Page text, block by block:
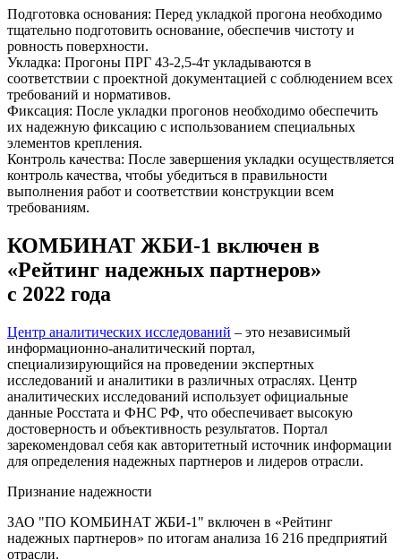
Подготовка основания: Перед укладкой прогона необходимо
тщательно подготовить основание, обеспечив чистоту и
ровность поверхности.
Укладка: Прогоны ПРГ 43-2,5-4т укладываются в
соответствии с проектной документацией с соблюдением всех
требований и нормативов.
Фиксация: После укладки прогонов необходимо обеспечить
их надежную фиксацию с использованием специальных
элементов крепления.
Контроль качества: После завершения укладки осуществляется
контроль качества, чтобы убедиться в правильности
выполнения работ и соответствии конструкции всем
требованиям.
КОМБИНАТ ЖБИ-1 включен в
«Рейтинг надежных партнеров»
с 2022 года
Центр аналитических исследований – это независимый
информационно-аналитический портал,
специализирующийся на проведении экспертных
исследований и аналитики в различных отраслях. Центр
аналитических исследований использует официальные
данные Росстата и ФНС РФ, что обеспечивает высокую
достоверность и объективность результатов. Портал
зарекомендовал себя как авторитетный источник информации
для определения надежных партнеров и лидеров отрасли.
Признание надежности
ЗАО "ПО КОМБИНАТ ЖБИ-1" включен в «Рейтинг
надежных партнеров» по итогам анализа 16 216 предприятий
отрасли.